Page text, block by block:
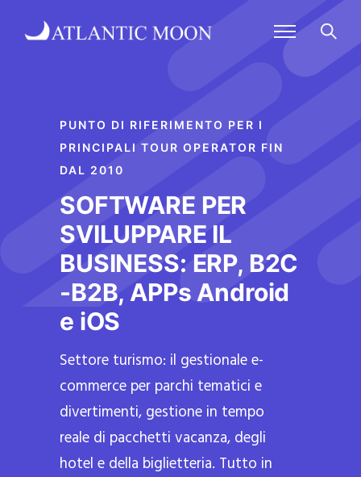
PUNTO DI RIFERIMENTO PER I
PRINCIPALI TOUR OPERATOR FIN
DAL 2010
SOFTWARE PER
SVILUPPARE IL
BUSINESS: ERP, B2C
-B2B, APPs Android
e iOS
Settore turismo: il gestionale e-
commerce per parchi tematici e
divertimenti, gestione in tempo
reale di pacchetti vacanza, degli
hotel e della biglietteria. Tutto in